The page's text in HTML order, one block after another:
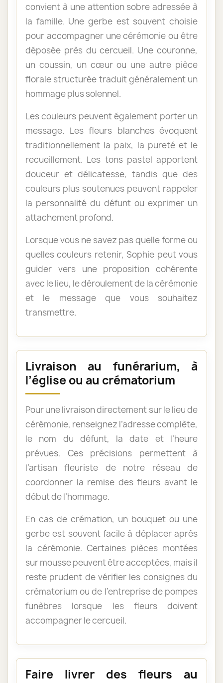
convient à une attention sobre adressée à
la famille. Une gerbe est souvent choisie
pour accompagner une cérémonie ou être
déposée près du cercueil. Une couronne,
un coussin, un cœur ou une autre pièce
florale structurée traduit généralement un
hommage plus solennel.
Les couleurs peuvent également porter un
message. Les fleurs blanches évoquent
traditionnellement la paix, la pureté et le
recueillement. Les tons pastel apportent
douceur et délicatesse, tandis que des
couleurs plus soutenues peuvent rappeler
la personnalité du défunt ou exprimer un
attachement profond.
Lorsque vous ne savez pas quelle forme ou
quelles couleurs retenir, Sophie peut vous
guider vers une proposition cohérente
avec le lieu, le déroulement de la cérémonie
et le message que vous souhaitez
transmettre.
Livraison au funérarium, à
l’église ou au crématorium
Pour une livraison directement sur le lieu de
cérémonie, renseignez l’adresse complète,
le nom du défunt, la date et l’heure
prévues. Ces précisions permettent à
l’artisan fleuriste de notre réseau de
coordonner la remise des fleurs avant le
début de l’hommage.
En cas de crémation, un bouquet ou une
gerbe est souvent facile à déplacer après
la cérémonie. Certaines pièces montées
sur mousse peuvent être acceptées, mais il
reste prudent de vérifier les consignes du
crématorium ou de l’entreprise de pompes
funèbres lorsque les fleurs doivent
accompagner le cercueil.
Faire livrer des fleurs au